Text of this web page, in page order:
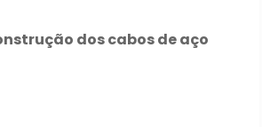
dos cabos de aço